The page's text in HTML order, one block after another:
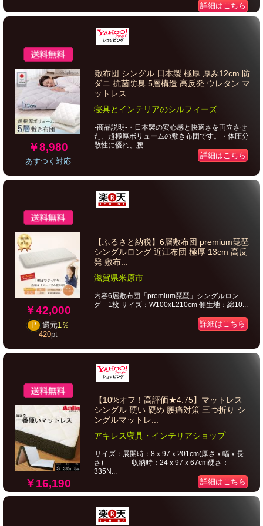
詳細はこちら
￥8,980
あすつく対応
敷布団 シングル 日本製 極厚 厚み12cm 防
ダニ 抗菌防臭 5層構造 高反発 ウレタン マ
ットレス...
寝具とインテリアのシルフィーズ
-商品説明-・日本製の安心感と快適さを両立させ
た、超極厚ボリュームの敷き布団です。・体圧分
散性に優れ、腰...
詳細はこちら
￥42,000
P 還元1％
420pt
【ふるさと納税】6層敷布団 premium琵琶
シングルロング 近江布団 極厚 13cm 高反
発 敷布...
滋賀県米原市
内容6層敷布団「premium琵琶」シングルロン
グ 1枚 サイズ：W100xL210cm 側生地：綿10...
詳細はこちら
￥16,190
【10%オフ！高評価★4.75】マットレス
シングル 硬い 硬め 腰痛対策 三つ折り シ
ングルマットレ...
アキレス寝具・インテリアショップ
サイズ：展開時：8ｘ97ｘ201cm(厚さｘ幅ｘ長
さ) 収納時：24ｘ97ｘ67cm硬さ：
335N...
詳細はこちら